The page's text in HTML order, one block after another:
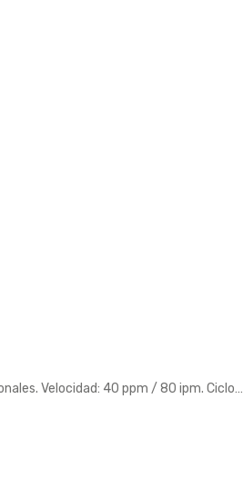
Velocidad: 40 ppm / 80 ipm. Ciclo…